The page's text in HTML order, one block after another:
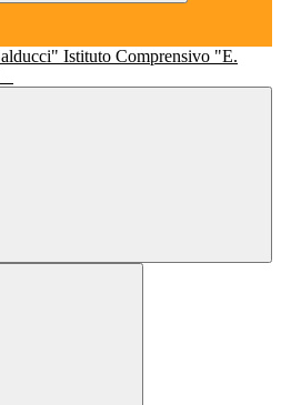
Istituto Comprensivo "E.